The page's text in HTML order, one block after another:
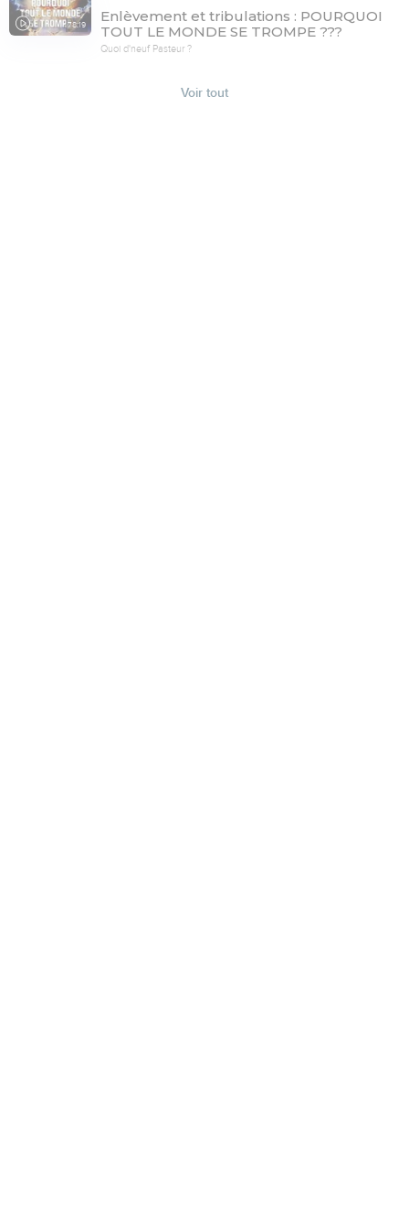
78:19
Enlèvement et tribulations : POURQUOI
TOUT LE MONDE SE TROMPE ???
Quoi d'neuf Pasteur ?
Voir tout